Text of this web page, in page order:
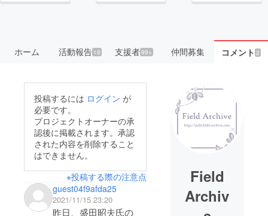
ホーム 活動報告18 支援者99+ 仲間募集 コメント 2
投稿するには ログイン が
必要です。
プロジェクトオーナーの承
認後に掲載されます。承認
された内容を削除すること
はできません。
※投稿する際の注意点
guest04f9afda25
2021/11/15 23:20
昨日、盛田昭夫氏の
Field
Archiv